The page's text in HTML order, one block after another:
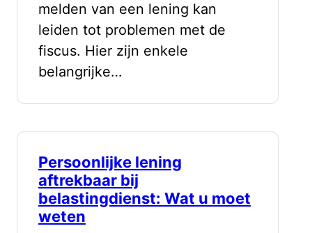
melden van een lening kan
leiden tot problemen met de
fiscus. Hier zijn enkele
belangrijke…
Persoonlijke lening
aftrekbaar bij
belastingdienst: Wat u moet
weten